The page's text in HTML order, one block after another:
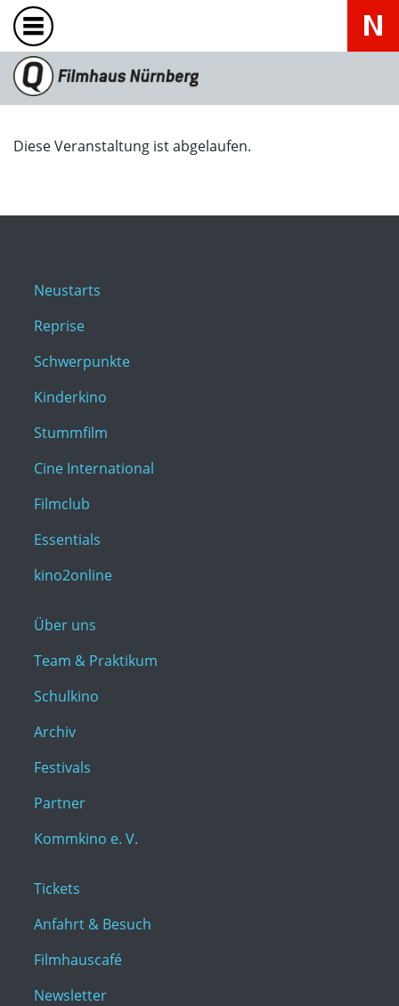
Diese Veranstaltung ist abgelaufen.
Neustarts
Reprise
Schwerpunkte
Kinderkino
Stummfilm
Cine International
Filmclub
Essentials
kino2online
Über uns
Team & Praktikum
Schulkino
Archiv
Festivals
Partner
Kommkino e. V.
Tickets
Anfahrt & Besuch
Filmhauscafé
Newsletter